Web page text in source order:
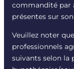
commandité par
présentes sur
Veuillez noter
professionnels
suivants selon la